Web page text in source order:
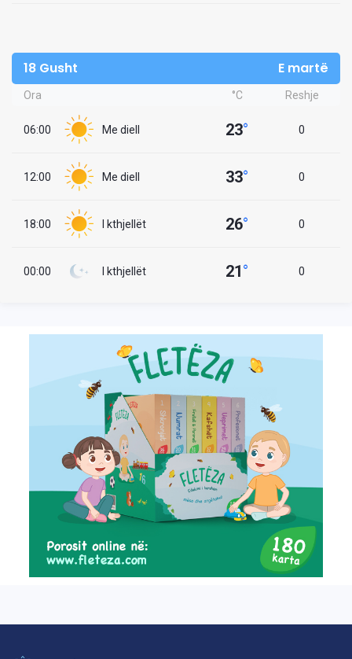
18 Gusht E martë
Ora °C Reshje
06:00 Me diell 23° 0
12:00 Me diell 33° 0
18:00 I kthjellët 26° 0
00:00 I kthjellët 21° 0